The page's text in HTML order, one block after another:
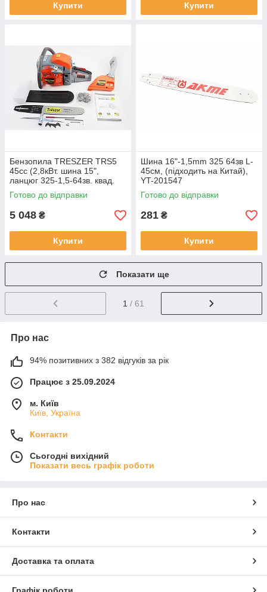
Купити Купити
Бензопила TRESZER TRS5
45cc (2,8кВт. шина 15",
ланцюг 325-1,5-64зв. квад.
зуб) з підкачуванням,
плавний пуск, YT-201545
Готово до відправки
5 048 ₴
Купити
Шина 16"-1,5mm 325 64зв L-
45см, (підходить на Китай),
YT-201547
Готово до відправки
281 ₴
Купити
Показати ще
1 / 61
Про нас
94% позитивних з 382 відгуків за рік
Працює з 25.09.2024
м. Київ
Київ, Україна
Контакти
Сьогодні вихідний
Показати весь графік роботи
Про нас
Контакти
Доставка та оплата